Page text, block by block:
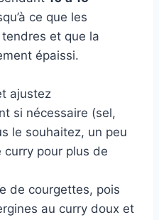
ce que les
et que la
épaissi.
ajustez
si nécessaire (sel,
le souhaitez, un peu
pour plus de
de courgettes, pois
au curry doux et